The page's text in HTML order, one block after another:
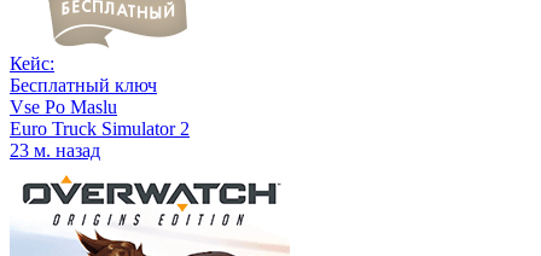
Кейс:
Бесплатный ключ
Vse Po Maslu
Euro Truck Simulator 2
23 м. назад